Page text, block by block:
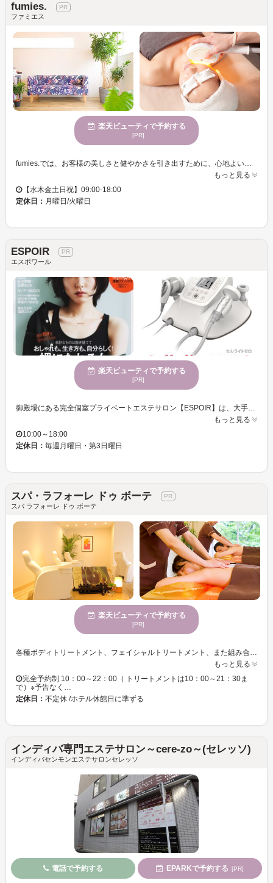
fumies.
ファミエス
楽天ビューティで予約する
[PR]
もっと見る
【水木金土日祝】09:00-18:00
定休日： 月曜日/火曜日
ESPOIR
エスポワール
楽天ビューティで予約する
[PR]
御殿場にある完全個室プライベートエステサロン【ESPOIR】は、大手エステサロンで7,200人以上のお悩みを聞き、リピート率8割を誇ったオーナーがオープンしたプライベートサロンです★ フェイシャルエステ・ボディエステ・ブライダルエステを行っており、中でもダイエット効果のある痩身エステが人気！体質や生活環境によって抱える身体のお悩みの原因を丁寧なカウンセリングで多角的に探り、どうなりたいのかという目標をお客様と一緒に考えしっかりサポート◎お一人おひとりの個性に合わせたピッタリなトリートメントで癒しはもちろん、結果も実感できます！！ 人通りが少ない自宅サロンで行っておりますので、人目を気にせずお忍びでご来店いただけます♪是非お気軽に足を運んでみてくださいね☆
もっと見る
10:00～18:00
定休日： 毎週月曜日・第3日曜日
スパ・ラフォーレ ドゥ ボーテ
スパ ラフォーレ ドゥ ボーテ
楽天ビューティで予約する
[PR]
各種ボディトリートメント、フェイシャルトリートメント、また組み合わせたコースなど多彩なメニューより、目的やお悩みに合わせてお選びください。 植物由来のナチュラルなスキンケア粧材を使用したフェイシャルトリートメントや“氣”の流れを重視したオールハンドのボディトリートメントがございます。ホテルスパならではの広々とした空間です。富士山の麓に佇むホテルで至福のリラクゼーションタイムをお過ごしください。 2名様ご希望の場合はお問い合わせください。
もっと見る
完全予約制 10：00～22：00（ トリートメントは10：00～21：30ま
で）※予告なく…
定休日： 不定休 /ホテル休館日に準ずる
インディバ専門エステサロン～cere-zo～(セレッソ)
インディバセンモンエステサロンセレッソ
電話で予約する EPARKで予約する [PR]